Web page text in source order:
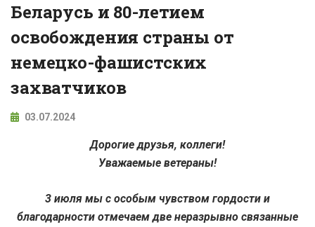
Беларусь и 80-летием
освобождения страны от
немецко-фашистских
захватчиков
03.07.2024
Дорогие друзья, коллеги!
Уважаемые ветераны!
3 июля мы с особым чувством гордости и
благодарности отмечаем две неразрывно связанные